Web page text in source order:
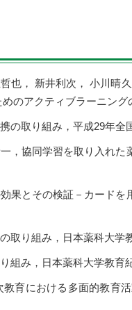
也， 新井利次， 小川晴
のアクティブラーニン
の取り組み，平成29年全
，協同学習を取り入れ
果とその検証－カード
取り組み，日本薬科大学
組み，日本薬科大学教育
育における多面的教育